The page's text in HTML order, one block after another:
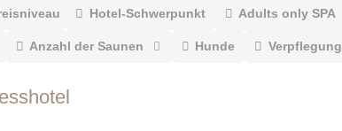
Hotel-Schwerpunkt Adults only SPA
Anzahl der Saunen Hunde Verpflegung